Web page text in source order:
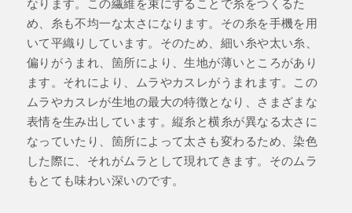
なります。この繊維を束にすることで糸をつくるた
め、糸も不均一な太さになります。その糸を手機を用
いて平織りしています。そのため、細い糸や太い糸、
偏りがうまれ、箇所により、生地が薄いところがあり
ます。それにより、ムラやカスレがうまれます。この
ムラやカスレが生地の最大の特徴となり、さまざまな
表情を生み出しています。縦糸と横糸が異なる太さに
なっていたり、箇所によって太さも変わるため、染色
した際に、それがムラとして現れてきます。そのムラ
もとても味わい深いのです。